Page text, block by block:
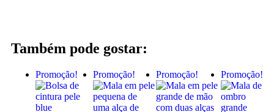
Também pode gostar:
Promoção! Promoção! Promoção! Promoção!